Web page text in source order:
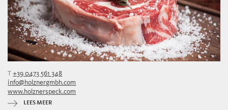
T+39 0473 561 348
info@holznergmbh.com
www.holznerspeck.com
LEES MEER